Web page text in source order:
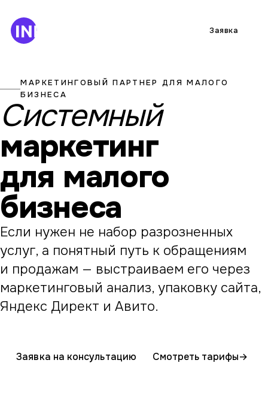
Заявка
МАРКЕТИНГОВЫЙ ПАРТНЕР ДЛЯ МАЛОГО
БИЗНЕСА
Системный
маркетинг
для малого
бизнеса
Если нужен не набор разрозненных
услуг, а понятный путь к обращениям
и продажам — выстраиваем его через
маркетинговый анализ, упаковку сайта,
Яндекс Директ и Авито.
Заявка на консультацию Смотреть тарифы→